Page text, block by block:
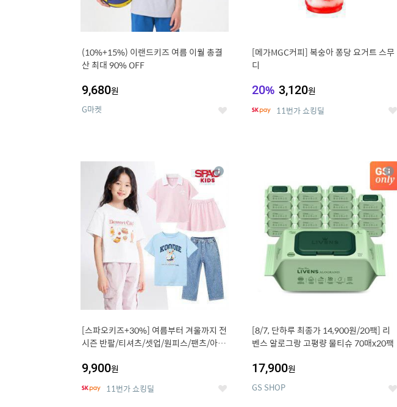
(10%+15%) 이랜드키즈 여름 이월 총결
산 최대 90% OFF
9,680원
G마켓 좋
[메가MGC커피] 복숭아 퐁당 요거트 스무
디
20% 3,120원
11번가 쇼킹딜 좋
13
[스파오키즈+30%] 여름부터 겨울까지 전
시즌 반팔/티셔츠/셋업/원피스/팬츠/아우
9,900원
11번가 쇼킹딜 좋
상
[8/7, 단하루 최종가 14,900원/20팩] 리
벤스 알로그랑 고평량 물티슈 70매x20팩
17,900원
GS SHOP 좋
상
세